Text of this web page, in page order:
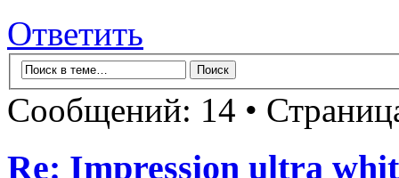
Ответить
Сообщений: 14 •
Re: Impression ultra